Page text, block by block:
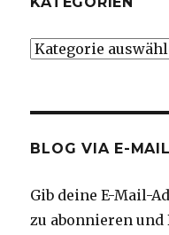
Kategorien
BLOG VIA E-
Gib deine E-Mail-
zu abonnieren